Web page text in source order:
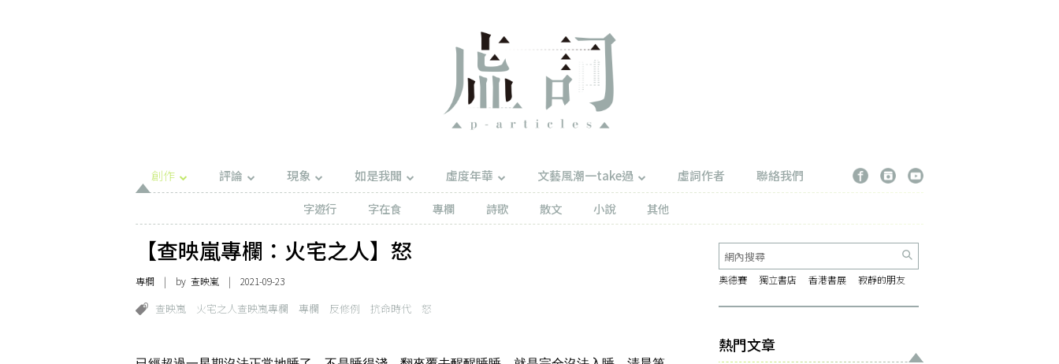
創作 評論 現象 如是我聞 虛度年華 文藝風潮一take過 虛詞作者
聯絡我們
字遊行
字在食 專欄 詩歌 散文 小說 其他
【查映嵐專欄：火宅之人】怒
專欄 | by 查映嵐 | 2021-09-23
查映嵐 火宅之人查映嵐專欄 專欄 反修例 抗命時代 怒
奧德賽 獨立書店 香港書展 寂靜的朋友
熱門文章